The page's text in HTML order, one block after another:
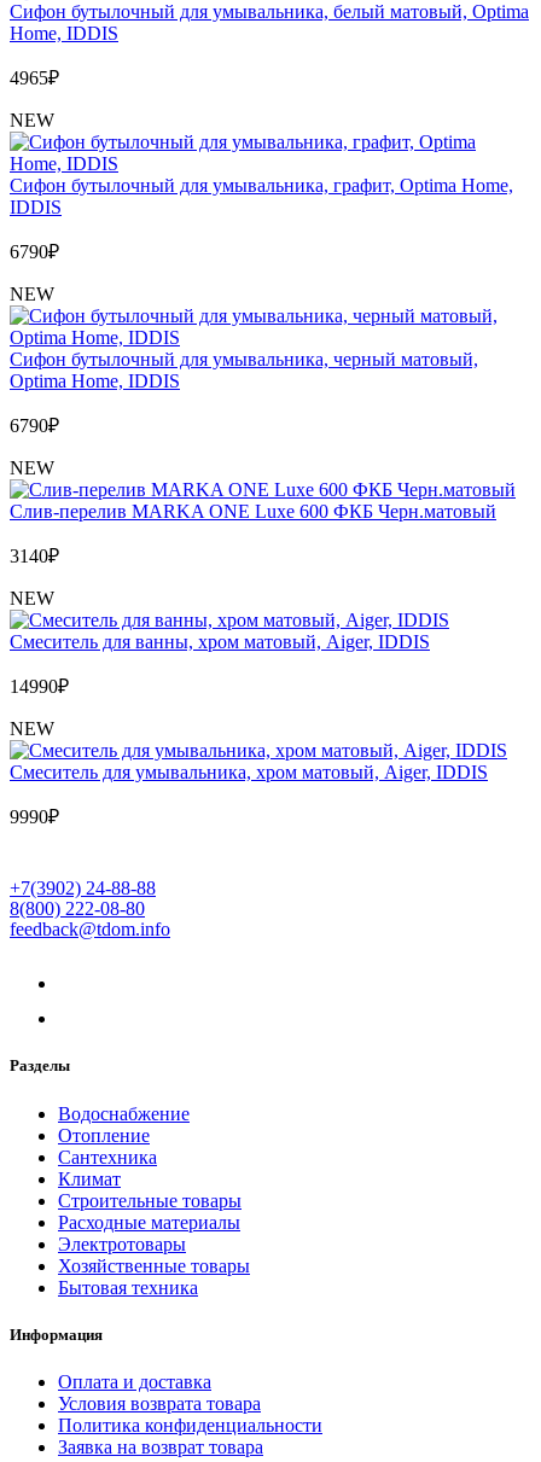
Сифон бутылочный для умывальника, белый матовый, Optima
Home, IDDIS
4965₽
NEW
Сифон бутылочный для умывальника, графит, Optima Home,
IDDIS
6790₽
NEW
Сифон бутылочный для умывальника, черный матовый,
Optima Home, IDDIS
6790₽
NEW
Слив-перелив MARKA ONE Luxe 600 ФКБ Черн.матовый
3140₽
NEW
Cмеситель для ванны, хром матовый, Aiger, IDDIS
14990₽
NEW
Cмеситель для умывальника, хром матовый, Aiger, IDDIS
9990₽
+7(3902) 24-88-88
8(800) 222-08-80
feedback@tdom.info
Разделы
Водоснабжение
Отопление
Сантехника
Климат
Строительные товары
Расходные материалы
Электротовары
Хозяйственные товары
Бытовая техника
Информация
Оплата и доставка
Условия возврата товара
Политика конфиденциальности
Заявка на возврат товара